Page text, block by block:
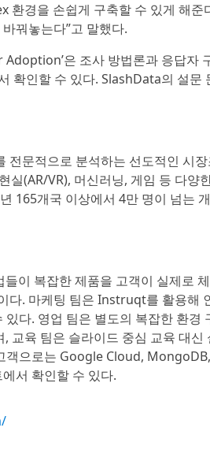
경을 손쉽게 구축할 수 있게 해준
꿔놓는다”고 말했다.
은 조사 방법론과 응답자
인할 수 있다. SlashData의 설문
전문적으로 분석하는 선도적인 시
실(AR/VR), 머신러닝, 게임 등 다양
165개국 이상에서 4만 명이 넘는
이 복잡한 제품을 고객이 실제로
다. 마케팅 팀은 Instruqt를 활용해
다. 영업 팀은 별도의 복잡한 환경
교육 팀은 슬라이드 중심 교육 대
객으로는 Google Cloud,
서 확인할 수 있다.